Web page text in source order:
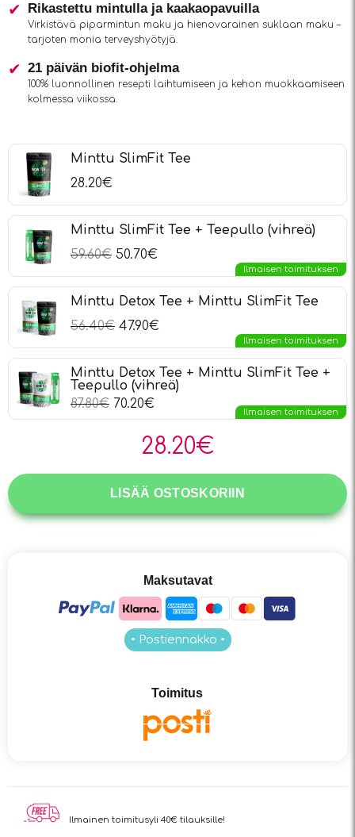
Rikastettu mintulla ja kaakaopavuilla
Virkistävä piparmintun maku ja hienovarainen suklaan maku –
tarjoten monia terveyshyötyjä.
21 päivän biofit-ohjelma
100% luonnollinen resepti laihtumiseen ja kehon muokkaamiseen
kolmessa viikossa.
Minttu SlimFit Tee
28.20€
Minttu SlimFit Tee + Teepullo (vihreä)
59.60€ 50.70€
Ilmaisen toimituksen
Minttu Detox Tee + Minttu SlimFit Tee
56.40€ 47.90€
Ilmaisen toimituksen
Minttu Detox Tee + Minttu SlimFit Tee +
Teepullo (vihreä)
87.80€ 70.20€
Ilmaisen toimituksen
28.20€
LISÄÄ OSTOSKORIIN
Maksutavat
• Postiennakko •
Toimitus
Ilmainen toimitusyli 40€ tilauksille!